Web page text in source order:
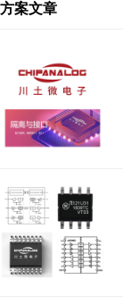
方案文章